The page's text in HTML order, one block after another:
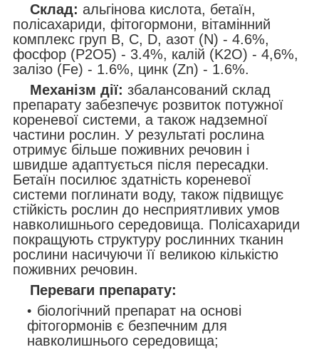
Склад: альгінова кислота, бетаїн,
полісахариди, фітогормони, вітамінний
комплекс груп B, C, D, азот (N) - 4.6%,
фосфор (P2O5) - 3.4%, калій (K2O) - 4,6%,
залізо (Fe) - 1.6%, цинк (Zn) - 1.6%.
Механізм дії: збалансований склад
препарату забезпечує розвиток потужної
кореневої системи, а також надземної
частини рослин. У результаті рослина
отримує більше поживних речовин і
швидше адаптується після пересадки.
Бетаїн посилює здатність кореневої
системи поглинати воду, також підвищує
стійкість рослин до несприятливих умов
навколишнього середовища. Полісахариди
покращують структуру рослинних тканин
рослини насичуючи її великою кількістю
поживних речовин.
Переваги препарату:
біологічний препарат на основі
фітогормонів є безпечним для
навколишнього середовища;